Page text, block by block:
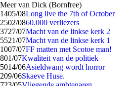
Meer van Dick (Bornfree)
1405/08Long live the 7th of October
2502/0860.000 verliezers
3727/07Macht van de linkse kerk 2
5521/07Macht van de linkse kerk 1
1007/07FF matten met Scotoe man!
801/07Kwaliteit van de politiek
5014/06Asieldwang wordt horror
209/06Skaeve Huse.